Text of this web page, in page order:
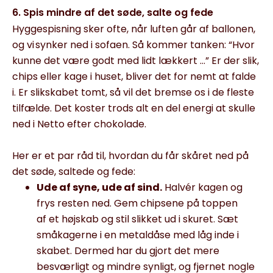
6. Spis mindre af det søde, salte og fede
Hyggespisning skerofte, når luften går af ballonen,
og vi synker ned i sofaen. Så kommer tanken: “Hvor
kunne det være godt med lidt lækkert …” Er derslik,
chips eller kagei huset, bliver det for nemt at falde
i. Er slikskabet tomt,såvil det bremse osi de fleste
tilfælde. Det koster trods alt en delenergiat skulle
ned i Netto efterchokolade.
Her er et par råd til, hvordan du får skåret ned på
det søde, saltede og fede:
Ude af syne, ude af sind. Halvér kagen og
frys resten ned. Gem chipsene på toppen
af et højskab og stil slikket ud i skuret. Sæt
småkagerne i en metaldåse med låginde i
skabet. Dermed har dugjort det mere
besværligt og mindre synligt, og fjernet nogle